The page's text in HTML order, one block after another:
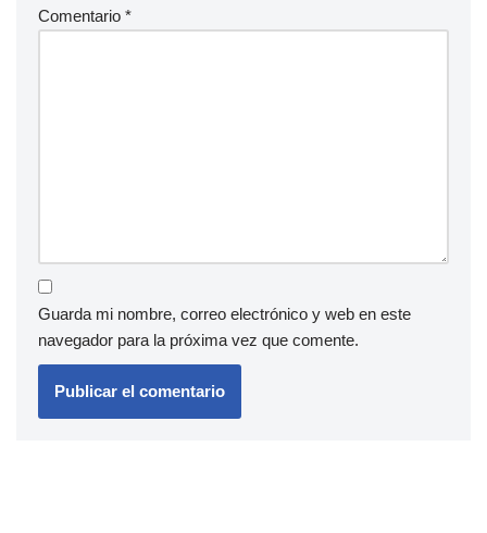
Comentario *
Guarda mi nombre, correo electrónico y web en este
navegador para la próxima vez que comente.